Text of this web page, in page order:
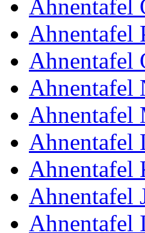
Ahnentafel
Ahnentafel
Ahnentafel
Ahnentafel
Ahnentafel
Ahnentafel
Ahnentafel
Ahnentafel
Ahnentafel